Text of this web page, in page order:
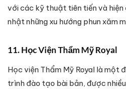
với các kỹ thuật tiên tiến và hiện
nhật những xu hướng phun xăm
11. Học Viện Thẩm Mỹ Royal
Học viện Thẩm Mỹ Royal là một
trình đào tạo bài bản, được